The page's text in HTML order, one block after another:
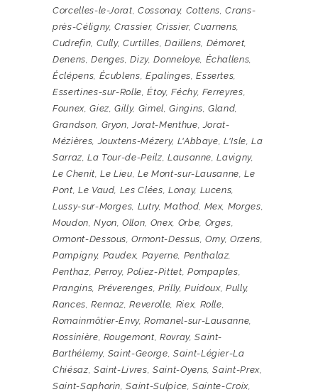
Corcelles-le-Jorat,Cossonay, Cottens,Crans-
près-Céligny,Crassier, Crissier,Cuarnens,
Cudrefin, Cully,Curtilles,Daillens, Démoret,
Denens,Denges,Dizy,Donneloye, Échallens,
Éclépens, Écublens,Epalinges,Essertes,
Essertines-sur-Rolle,Étoy,Féchy, Ferreyres,
Founex,Giez,Gilly, Gimel,Gingins,Gland,
Grandson, Gryon,Jorat-Menthue,Jorat-
Mézières,Jouxtens-Mézery, L'Abbaye,L'Isle,La
Sarraz,La Tour-de-Peilz, Lausanne,Lavigny,
Le Chenit,Le Lieu,Le Mont-sur-Lausanne,Le
Pont, Le Vaud, Les Clées, Lonay, Lucens,
Lussy-sur-Morges, Lutry,Mathod, Mex, Morges,
Moudon,Nyon,Ollon, Onex, Orbe, Orges,
Ormont-Dessous,Ormont-Dessus,Orny,Orzens,
Pampigny, Paudex, Payerne, Penthalaz,
Penthaz, Perroy,Poliez-Pittet, Pompaples,
Prangins, Préverenges, Prilly,Puidoux,Pully,
Rances,Rennaz,Reverolle, Riex, Rolle,
Romainmôtier-Envy,Romanel-sur-Lausanne,
Rossinière, Rougemont, Rovray,Saint-
Barthélemy, Saint-George, Saint-Légier-La
Chiésaz, Saint-Livres, Saint-Oyens,Saint-Prex,
Saint-Saphorin,Saint-Sulpice,Sainte-Croix,